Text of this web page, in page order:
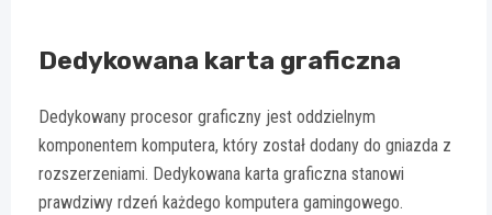
Dedykowana karta graficzna
Dedykowany procesor graficzny jest oddzielnym
komponentem komputera, który został dodany do gniazda z
rozszerzeniami. Dedykowana karta graficzna stanowi
prawdziwy rdzeń każdego komputera gamingowego.